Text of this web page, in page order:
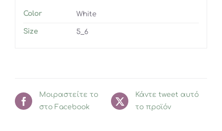
Color White
Size 5_6
Μοιραστείτε το
στο Facebook
Κάντε tweet αυτό
το προϊόν